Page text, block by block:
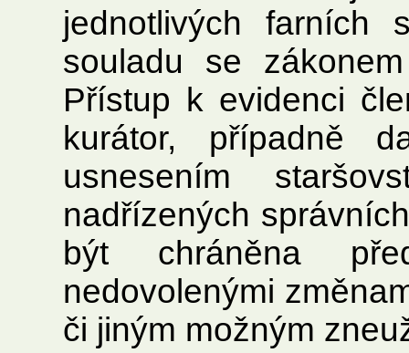
jednotlivých
souladu se
Přístup k evidenci
kurátor, případně
usnesením
nadřízených
být chráněna
nedovolenými
či jiným možným